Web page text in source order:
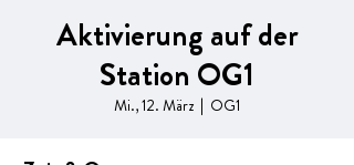
Aktivierung auf der
Station OG1
Mi., 12. März
  |
OG1